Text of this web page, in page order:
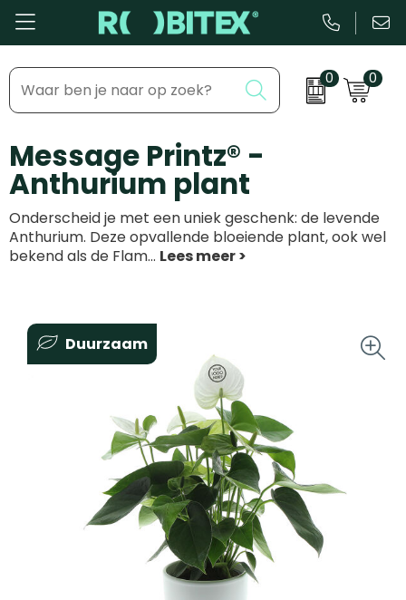
0 0
Bestsellers
Beurs & Event
Kantoor & Schrijfwaren
Eten & Drinkware
Groei & bloei
Outdoor & Vrije tijd
Technologie & gadgets
Inhaakmomenten
Feestdagen
Zakelijke evenementen
Dag van de ...
Message Printz® -
Anthurium plant
Onderscheid je met een uniek geschenk: de levende
Anthurium. Deze opvallende bloeiende plant, ook wel
bekend als de Flam...
Duurzaam